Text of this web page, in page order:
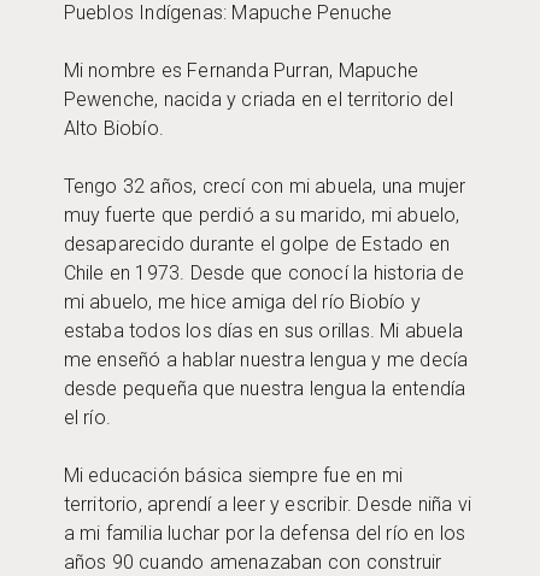
Pueblos Indígenas: Mapuche Penuche
Mi nombre es Fernanda Purran, Mapuche
Pewenche, nacida y criada en el territorio del
Alto Biobío.
Tengo 32 años, crecí con mi abuela, una mujer
muy fuerte que perdió a su marido, mi abuelo,
desaparecido durante el golpe de Estado en
Chile en 1973. Desde que conocí la historia de
mi abuelo, me hice amiga del río Biobío y
estaba todos los días en sus orillas. Mi abuela
me enseñó a hablar nuestra lengua y me decía
desde pequeña que nuestra lengua la entendía
el río.
Mi educación básica siempre fue en mi
territorio, aprendí a leer y escribir. Desde niña vi
a mi familia luchar por la defensa del río en los
años 90 cuando amenazaban con construir